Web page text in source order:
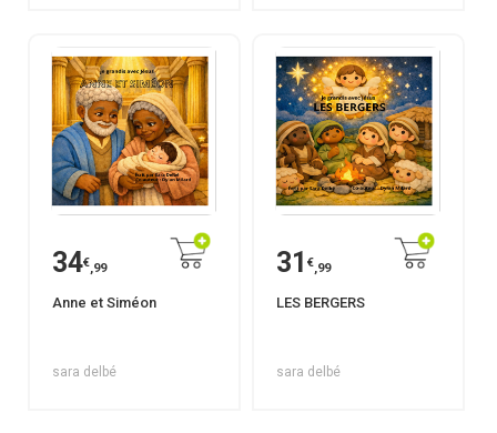
34€,99
Anne et Siméon
sara delbé
31 €,99
LES BERGERS
sara delbé